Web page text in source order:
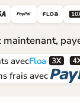
 
maintenant,
avecFloa 
frais avec